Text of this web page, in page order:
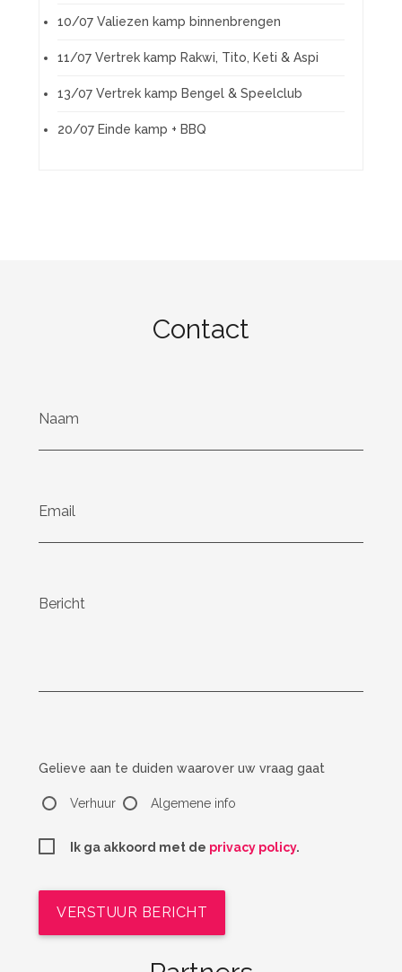
10/07 Valiezen kamp binnenbrengen
11/07 Vertrek kamp Rakwi, Tito, Keti & Aspi
13/07 Vertrek kamp Bengel & Speelclub
20/07 Einde kamp + BBQ
Contact
Naam
Email
Email
Bericht
Gelieve aan te duiden waarover uw vraag gaat
Verhuur Algemene info
Ik ga akkoord met de privacy policy.
VERSTUUR BERICHT